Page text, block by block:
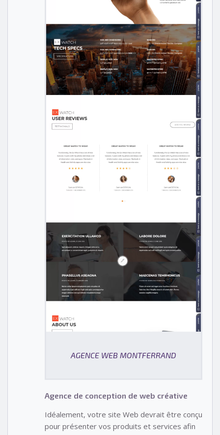
AGENCE WEB MONTFERRAND
Agence de conception de web créative
Idéalement, votre site Web devrait être conçu
pour présenter vos produits et services afin